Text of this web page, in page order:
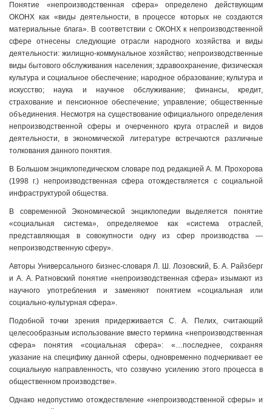
Понятие «непроизводственная сфера» определено действующим
ОКОНХ как «виды деятельности, в процессе которых не создаются
материальные блага». В соответствии с ОКОНХ к непроизводственной
сфере отнесены следующие отрасли народного хозяйства и виды
деятельности: жилищно-коммунальное хозяйство; непроизводственные
виды бытового обслуживания населения; здравоохранение, физическая
культура и социальное обеспечение; народное образование; культура и
искусство; наука и научное обслуживание; финансы, кредит,
страхование и пенсионное обеспечение; управление; общественные
объединения. Несмотря на существование официального определения
непроизводственной сферы и очерченного круга отраслей и видов
деятельности, в экономической литературе встречаются различные
толкования данного понятия.
В Большом энциклопедическом словаре под редакцией А. М. Прохорова
(1998 г.) непроизводственная сфера отождествляется с социальной
инфраструктурой общества.
В современной Экономической энциклопедии выделяется понятие
«социальная система», определяемое как «система отраслей,
представляющая в совокупности одну из сфер производства —
непроизводственную сферу».
Авторы Универсального бизнес-словаря Л. Ш. Лозовский, Б. А. Райзберг
и А. А. Ратновский понятие «непроизводственная сфера» изымают из
научного употребления и заменяют понятием «социальная или
социально-культурная сфера».
Подобной точки зрения придерживается С. А. Пелих, считающий
целесообразным использование вместо термина «непроизводственная
сфера» понятия «социальная сфера»: «…последнее, сохраняя
указание на специфику данной сферы, одновременно подчеркивает ее
социальную направленность, что созвучно усилению этого процесса в
общественном производстве».
Однако недопустимо отождествление «непроизводственной сферы» и